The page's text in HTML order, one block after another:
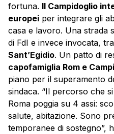
fortuna. Il Campidoglio
europei per integrare gli
casa e lavoro. Una strada
di FdI e invece invocata,
Sant’Egidio. Un patto di
capofamiglia Rom e
piano per il superamento
sindaca. “Il percorso che
Roma poggia su 4 assi:
salute, abitazione. Sono
temporanee di sostegno”,